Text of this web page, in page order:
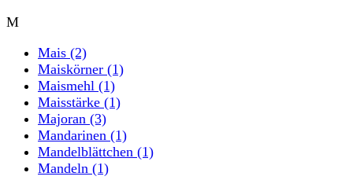
M
Mais (2)
Maiskörner (1)
Maismehl (1)
Maisstärke (1)
Majoran (3)
Mandarinen (1)
Mandelblättchen (1)
Mandeln (1)